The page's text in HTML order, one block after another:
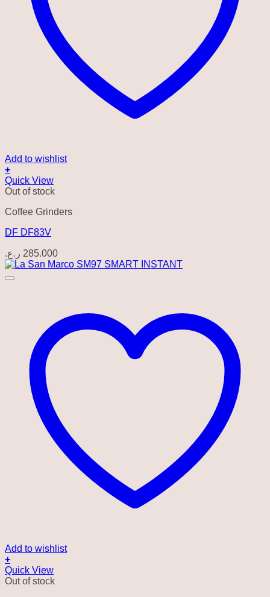
Add to wishlist
+
Quick View
Out of stock
Coffee Grinders
DF DF83V
285.000 ر.ع.
Add to wishlist
+
Quick View
Out of stock